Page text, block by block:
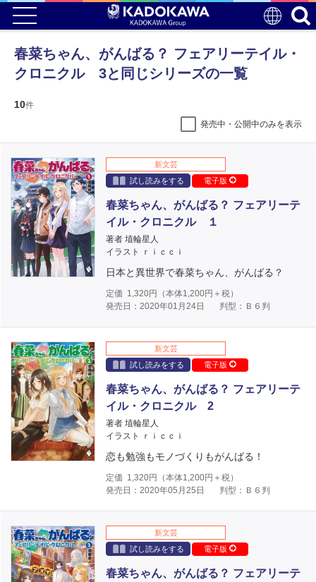
春菜ちゃん、がんばる？ フェアリーテイル・
クロニクル 3と同じシリーズの一覧
10件
発売中・公開中のみを表示
新文芸
試し読みをする
電子版
春菜ちゃん、がんばる？ フェアリーテ
イル・クロニクル １
著者 埴輪星人
イラスト ｒｉｃｃｉ
日本と異世界で春菜ちゃん、がんばる？
定価 1,320円（本体1,200円＋税）
発売日：2020年01月24日
判型：Ｂ６判
新文芸
試し読みをする
電子版
春菜ちゃん、がんばる？ フェアリーテ
イル・クロニクル 2
著者 埴輪星人
イラスト ｒｉｃｃｉ
恋も勉強もモノづくりもがんばる！
定価 1,320円（本体1,200円＋税）
発売日：2020年05月25日
判型：Ｂ６判
新文芸
試し読みをする
電子版
春菜ちゃん、がんばる？ フェアリーテ